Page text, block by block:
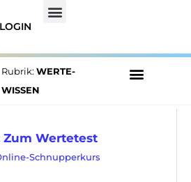
LOGIN
Rubrik:WERTE-
WISSEN
Zum Wertetest
Schnupperkurs